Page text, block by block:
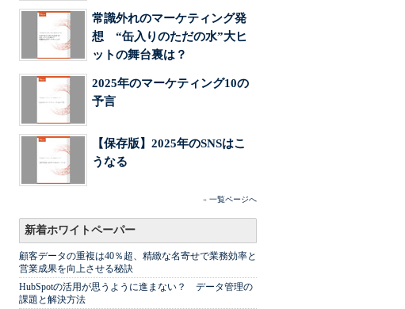
常識外れのマーケティング発
想 “缶入りのただの水”大ヒ
ットの舞台裏は？
2025年のマーケティング10の
予言
【保存版】2025年のSNSはこ
うなる
» 一覧ページへ
新着ホワイトペーパー
顧客データの重複は40％超、精緻な名寄せで業務効率と
営業成果を向上させる秘訣
HubSpotの活用が思うように進まない？ データ管理の
課題と解決方法